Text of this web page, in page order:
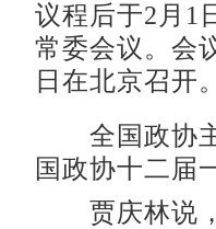
议程后于2月1
常委会议。会
日在北京召开。
全国政协主
国政协十二届
贾庆林说，